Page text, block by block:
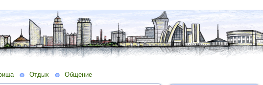
Отдых Общение